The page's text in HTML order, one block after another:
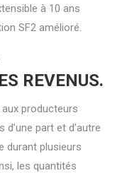
à 10 ans
SF2 amélioré.
REVENUS.
producteurs
part et d’autre
durant plusieurs
les quantités